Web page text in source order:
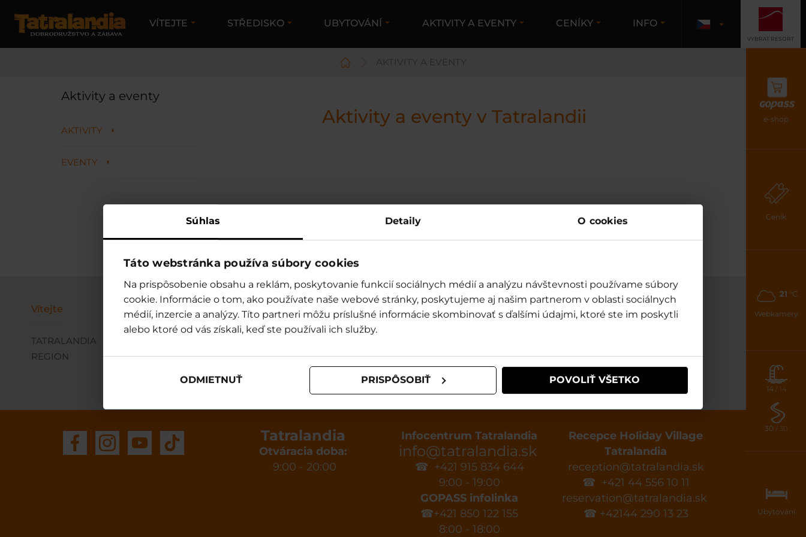
Súhlas Detaily O cookies
Táto webstránka používa súbory cookies
Na prispôsobenie obsahu a reklám, poskytovanie funkcií sociálnych médií a analýzu návštevnosti používame súbory
cookie. Informácie o tom, ako používate naše webové stránky, poskytujeme aj našim partnerom v oblasti sociálnych
médií, inzercie a analýzy. Títo partneri môžu príslušné informácie skombinovať s ďalšími údajmi, ktoré ste im poskytli
alebo ktoré od vás získali, keď ste používali ich služby.
ODMIETNUŤ PRISPÔSOBIŤ POVOLIŤ VŠETKO
e-shop
Ceník
21 °C
Webkamery
14 / 14
30 / 30
Ubytování
VÍTEJTE STŘEDISKO UBYTOVÁNÍ AKTIVITY A EVENTY CENÍKY INFO
VYBRAT RESORT
AKTIVITY A EVENTY
Aktivity a eventy
AKTIVITY
EVENTY
Aktivity a eventy v Tatralandii
Vítejte
TATRALANDIA
REGION
Středisko
WELLNESS & SPA
Ubytování
MÍTINKY A AKCE
Aktivity a eventy
EVENTY
Ceníky
ŠPECIÁLNÍ NABÍDKY
Info
OCHRANA OSOBNÍCH ÚDAJŮ
ĎALŠIE INFORMÁCIE
Tatralandia
Otváracia doba:
9:00 - 20:00
Infocentrum Tatralandia
info@tatralandia.sk
☎ +421 915 834 644
9:00 - 19:00
GOPASS infolinka
☎+421 850 122 155
8:00 - 18:00
Recepce Holiday Village
Tatralandia
reception@tatralandia.sk
☎ +421 44 556 10 11
reservation@tatralandia.sk
☎ +42144 290 13 23